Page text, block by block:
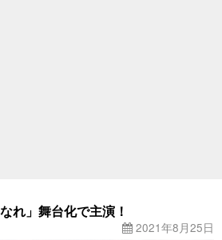
れ」舞台化で主演！
2021年8月25日